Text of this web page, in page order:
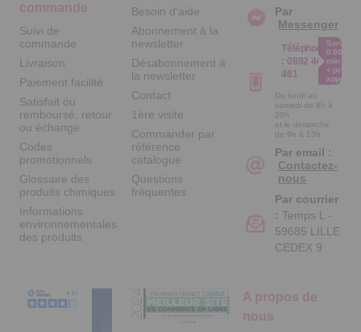
commande
Suivi de
commande
Livraison
Paiement facilité
Satisfait ou
remboursé, retour
ou échange
Codes
promotionnels
Glossaire des
produits chimiques
Informations
environnementales
des produits
Besoin d'aide
Abonnement à la
newsletter
Désabonnement à
la newsletter
Contact
1ère visite
Commander par
référence
catalogue
Questions
fréquentes
A propos de
nous
Par
Messenger
Téléphone
: 0892 461
461
Service
0.50€ /
min
+ prix
appel
Du lundi au
samedi de 8h à
20h
et le dimanche
de 9h à 13h
Par email :
Contactez-
nous
Par courrier
: Temps L -
59685 LILLE
CEDEX 9